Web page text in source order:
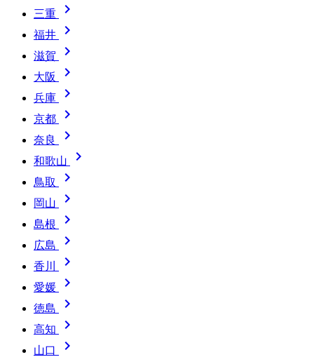
三重 
福井 
滋賀 
大阪 
兵庫 
京都 
奈良 
和歌山 
鳥取 
岡山 
島根 
広島 
香川 
愛媛 
徳島 
高知 
山口 